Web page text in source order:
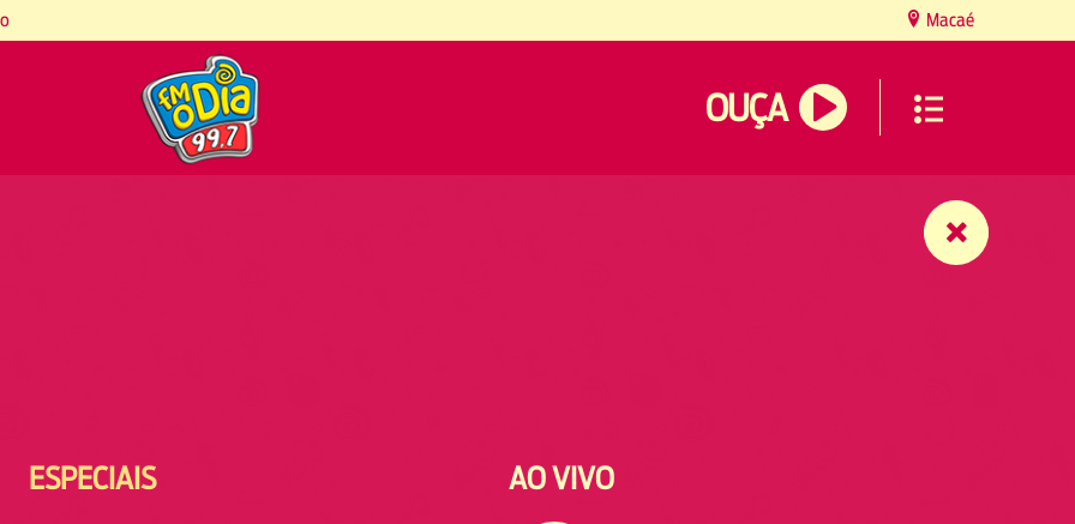
Macaé
OUÇA
ESPECIAIS AO VIVO